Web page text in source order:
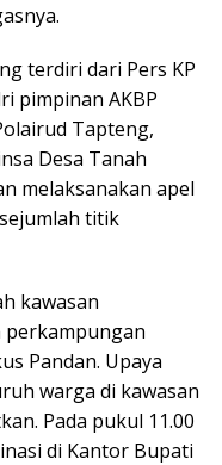
terdiri dari Pers KP
pimpinan AKBP
Tapteng,
Desa Tanah
melaksanakan apel
titik
kawasan
perkampungan
Pandan. Upaya
warga di kawasan
Pada pukul 11.00
di Kantor Bupati